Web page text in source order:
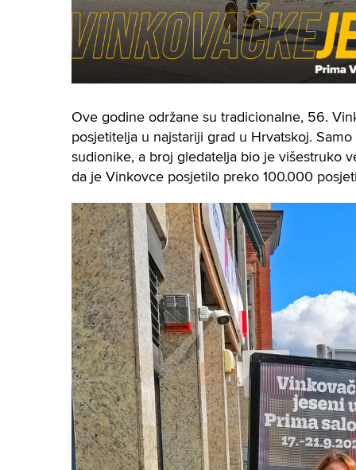
Ove godine održane su tradicionalne, 56.
posjetitelja u najstariji grad u Hrvatskoj.
sudionike, a broj gledatelja bio je višestruko
da je Vinkovce posjetilo preko 100.000